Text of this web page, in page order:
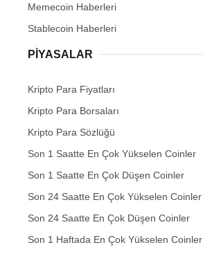
Memecoin Haberleri
Stablecoin Haberleri
PIYASALAR
Kripto Para Fiyatları
Kripto Para Borsaları
Kripto Para Sözlüğü
Son 1 Saatte En Çok Yükselen Coinler
Son 1 Saatte En Çok Düşen Coinler
Son 24 Saatte En Çok Yükselen Coinler
Son 24 Saatte En Çok Düşen Coinler
Son 1 Haftada En Çok Yükselen Coinler